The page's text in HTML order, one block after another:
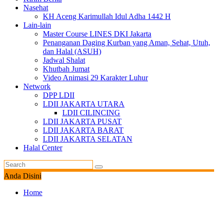
Nasehat
KH Aceng Karimullah Idul Adha 1442 H
Lain-lain
Master Course LINES DKI Jakarta
Penanganan Daging Kurban yang Aman, Sehat, Utuh,
dan Halal (ASUH)
Jadwal Shalat
Khutbah Jumat
Video Animasi 29 Karakter Luhur
Network
DPP LDII
LDII JAKARTA UTARA
LDII CILINCING
LDII JAKARTA PUSAT
LDII JAKARTA BARAT
LDII JAKARTA SELATAN
Halal Center
Anda Disini
Home